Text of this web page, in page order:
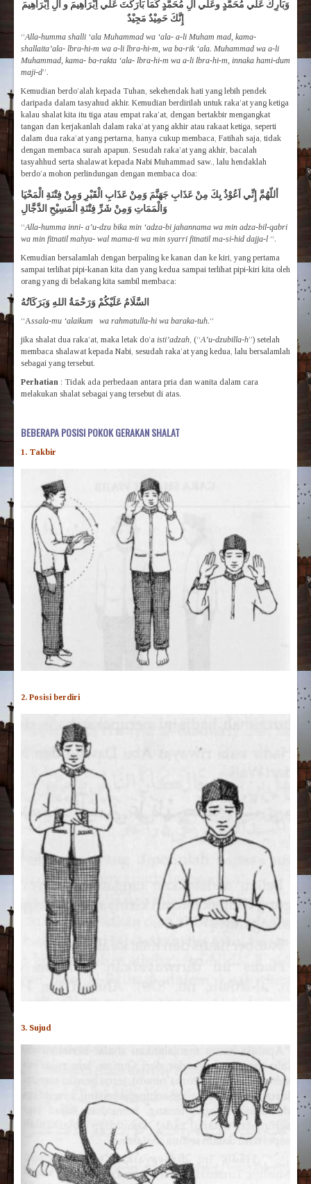
وَبَارِكْ عَلَي مُحَمَّدٍ وعَلَي الِ مُحَمَّدٍ كَمَا بَارَكْتَ عَلَي اِبْرَاهِيمَ و الِ اِبْرَاهِيمَ
إِنَّكَ حَمِيْدٌ مَجِيْدٌ
“Alla-humma shalli ‘ala Muhammad wa ‘ala- a-li Muham mad, kama-
shallaita’ala- lbra-hi-m wa a-li lbra-hi-m, wa ba-rik ‘ala. Muhammad wa a-li
Muhammad, kama- ba-rakta ‘ala- lbra-hi-m wa a-li lbra-hi-m, innaka hami-dum
maji-d”.
Kemudian berdo’alah kepada Tuhan, sekehendak hati yang lebih pendek
daripada dalam tasyahud akhir. Kemudian berdirilah untuk raka’at yang ketiga
kalau shalat kita itu tiga atau empat raka’at, dengan bertakbir mengangkat
tangan dan kerjakanlah dalam raka’at yang akhir atau rakaat ketiga, seperti
dalam dua raka’at yang pertarna, hanya cukup membaca, Fatihah saja, tidak
dengan membaca surah apapun. Sesudah raka’at yang akhir, bacalah
tasyahhud serta shalawat kepada Nabi Muhammad saw., lalu hendaklah
berdo’a mohon perlindungan dengan membaca doa:
أللّهُمَّ إِنِّي اَعُوْذُ بِكَ مِنْ عَذَابِ جَهَنَّمَ وَمِنْ عَذَابِ الْقَبْرِ وَمِنْ فِتْنَةِ الْمَحْيَا
وَالْمَمَاتِ وَمِنْ شَرِّ فِتْنَةِ الْمَسِيْحِ الدَّجَّالِ
“Alla-humma inni- a’u-dzu bika min ‘adza-bi jahannama wa min adza-bil-qabri
wa min fitnatil mahya- wal mama-ti wa min syarri fitnatil ma-si-hid dajja-l “.
Kemudian bersalamlah dengan berpaling ke kanan dan ke kiri, yang pertama
sampai terlihat pipi-kanan kita dan yang kedua sampai terlihat pipi-kiri kita oleh
orang yang di belakang kita sambil membaca:
السَّلَامُ عَلَيْكُمْ وَرَحْمَةُ اللهِ وَبَرَكَاتُهُ
“Assala-mu ‘alaikum wa rahmatulla-hi wa baraka-tuh.“
jika shalat dua raka’at, maka letak do’a isti’adzah, (“A’u-dzubilla-h”) setelah
membaca shalawat kepada Nabi, sesudah raka’at yang kedua, lalu bersalamlah
sebagai yang tersebut.
Perhatian : Tidak ada perbedaan antara pria dan wanita dalam cara
melakukan shalat sebagai yang tersebut di atas.
BEBERAPA POSISI POKOK GERAKAN SHALAT
1. Takbir
2. Posisi berdiri
3. Sujud